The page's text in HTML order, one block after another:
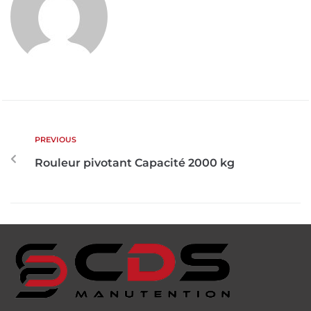
PREVIOUS
Rouleur pivotant Capacité 2000 kg